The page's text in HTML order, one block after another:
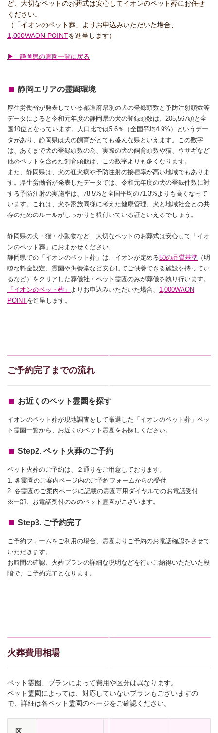
ど、大切なペットのお葬式は安心してイオンのペット葬にお任せ
ください。
（「イオンのペット葬」よりお申込みいただいた場合、
1,000WAON POINTを進呈します）
▶ 静岡県の霊園一覧に戻る
静岡エリアの霊園環境
厚生労働省が発表している都道府県別の犬の登録頭数と予防注射頭数等
データによると令和元年度の静岡県の犬の登録頭数は、205,567頭と全
国10位となっています。人口比では5.6％（全国平均4.9%）というデー
タがあり、静岡県は犬の飼育がとても盛んな県といえます。この数字
は、あくまで犬の登録頭数の為、実際の犬の飼育頭数や猫、ウサギなど
他のペットを含めた飼育頭数は、この数字よりも多くなります。
また、静岡県は、犬の狂犬病や予防注射の接種率が高い地域でもありま
す。厚生労働省が発表したデータでは、令和元年度の犬の登録件数に対
する予防注射の実施率は、78.5%と全国平均の71.3%よりも高くなって
います。これは、犬を家族同様に考えた健康管理、犬と地域社会との共
存のためのルールがしっかりと根付いている証といえるでしょう。
静岡県の犬・猫・小動物など、大切なペットのお葬式は安心して「イオ
ンのペット葬」におまかせください。
静岡県での「イオンのペット葬」は、イオンが定める50の品質基準 （明
瞭な料金設定、霊園や供養堂など安心してご供養できる施設を持ってい
るなど）をクリアした葬儀社・ペット霊園のみが葬儀を執り行います。
「イオンのペット葬」 よりお申込みいただいた場合、 1,000WAON
POINTを進呈します。
ご予約完了までの流れ
お近くのペット霊園を探す
イオンのペット葬が現地調査をして厳選した「イオンのペット葬」ペッ
ト霊園一覧から、お近くのペット霊園をお探しください。
Step2. ペット火葬のご予約
ペット火葬のご予約は、２通りをご用意しております。
1. 各霊園のご案内ページ内のご予約フォームからの受付
2. 各霊園のご案内ページに記載の霊園専用ダイヤルでのお電話受付
※一部、お電話受付のみのペット霊園がございます。
Step3. ご予約完了
ご予約フォームをご利用の場合、霊園よりご予約のお電話確認をさせて
いただきます。
お時間の確認、火葬プランの詳細な説明などを行いご納得いただいた段
階で、ご予約完了となります。
火葬費用相場
ペット霊園、プランによって費用や区分は異なります。
ペット霊園によっては、対応していないプランもございますの
で、詳細は各ペット霊園のページをご確認ください。
区